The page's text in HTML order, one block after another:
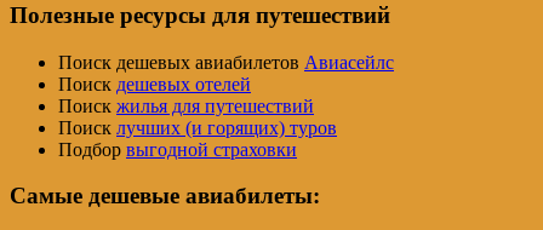
Полезные ресурсы для путешествий
Поиск дешевых авиабилетов Авиасейлс
Поиск дешевых отелей
Поиск жилья для путешествий
Поиск лучших (и горящих) туров
Подбор выгодной страховки
Самые дешевые авиабилеты: